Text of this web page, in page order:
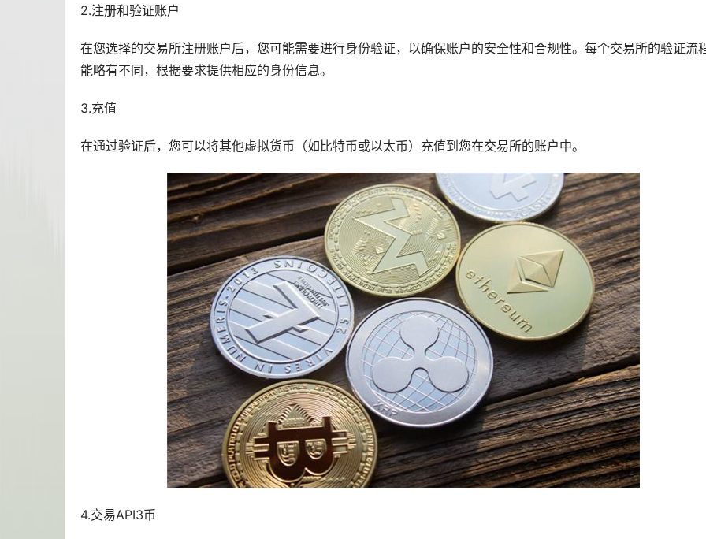
2.注册和验证账户
在您选择的交易所注册账户后，您可能需要进行身份验证，以确保账户的安全性和合规性。每个交易所的验证流
能略有不同，根据要求提供相应的身份信息。
3.充值
在通过验证后，您可以将其他虚拟货币（如 比特币或以太币）充值到您在交易所的账户中。
4.交易API3币